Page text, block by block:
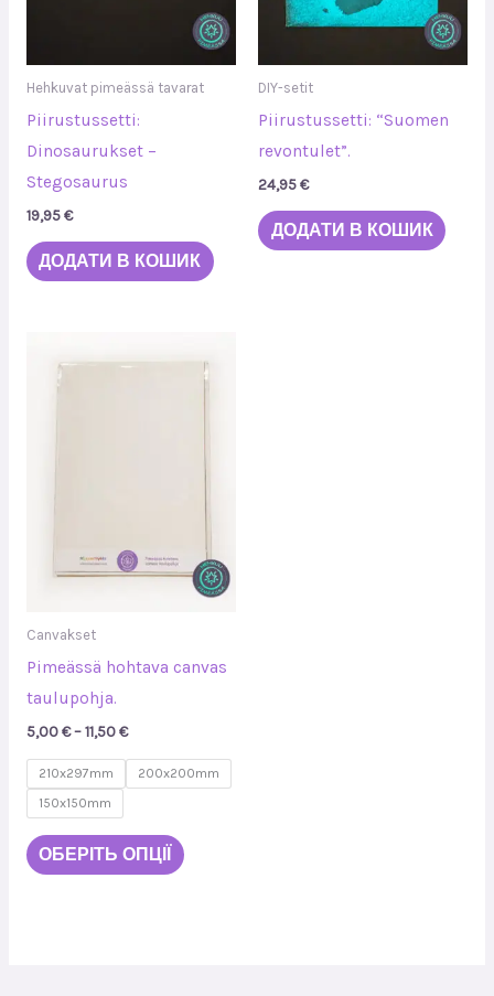
Hehkuvat pimeässä tavarat
Piirustussetti:
Dinosaurukset –
Stegosaurus
19,95€
ДОДАТИ В КОШИК
DIY-setit
Piirustussetti: “Suomen
revontulet”.
24,95€
ДОДАТИ В КОШИК
Canvakset
Pimeässä hohtava canvas
taulupohja.
5,00€–11,50€
цін:
210x297mm
200x200mm
150x150mm
ОБЕРІТЬ ОПЦІЇ
товар
варіантів.
вибрати
на